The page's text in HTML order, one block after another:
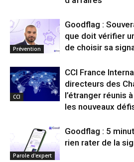
Prévention
Goodflag :
que doit vérifier
de choisir sa
CCI
CCI France
directeurs des
l’étranger réunis
les nouveaux
Parole d'expert
Goodflag : 5
rien rater de la